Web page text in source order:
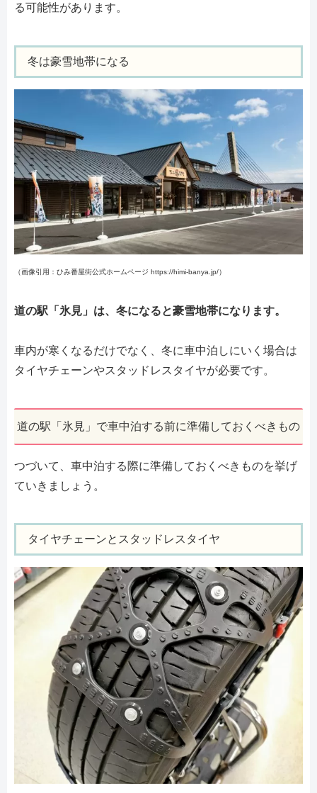
る可能性があります。
冬は豪雪地帯になる
（画像引用：ひみ番屋街公式ホームページ https://himi-banya.jp/）
道の駅「氷見」は、冬になると豪雪地帯になります。
車内が寒くなるだけでなく、冬に車中泊しにいく場合は
タイヤチェーンやスタッドレスタイヤが必要です。
道の駅「氷見」で車中泊する前に準備しておくべきもの
つづいて、車中泊する際に準備しておくべきものを挙げ
ていきましょう。
タイヤチェーンとスタッドレスタイヤ